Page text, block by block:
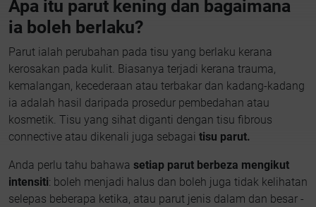
Apa itu parut kening dan bagaimana
ia boleh berlaku?
Parut ialah perubahan pada tisu yang berlaku kerana
kerosakan pada kulit. Biasanya terjadi kerana trauma,
kemalangan, kecederaan atau terbakar dan kadang-kadang
ia adalah hasil daripada prosedur pembedahan atau
kosmetik. Tisu yang sihat diganti dengan tisu fibrous
connective atau dikenali juga sebagai tisu parut.
Anda perlu tahu bahawa setiap parut berbeza mengikut
intensiti: boleh menjadi halus dan boleh juga tidak kelihatan
selepas beberapa ketika, atau parut jenis dalam dan besar -